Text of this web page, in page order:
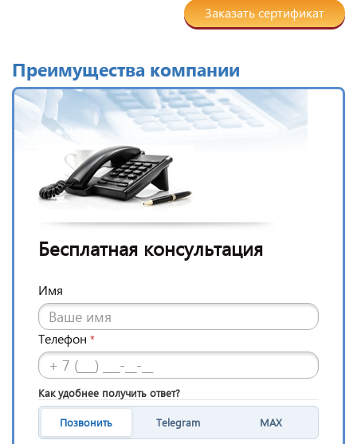
Заказать сертификат
Преимущества компании
Бесплатная консультация
Имя
Телефон *
Как удобнее получить ответ?
Позвонить Telegram MAX